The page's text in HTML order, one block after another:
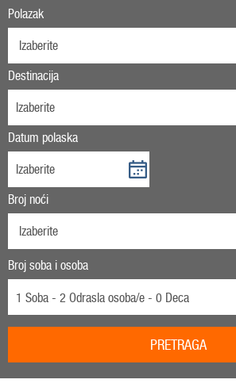
Polazak
Destinacija
Datum polaska
Broj noći
Broj soba i osoba
1 Soba - 2 Odrasla osoba/e - 0 Deca
PRETRAGA